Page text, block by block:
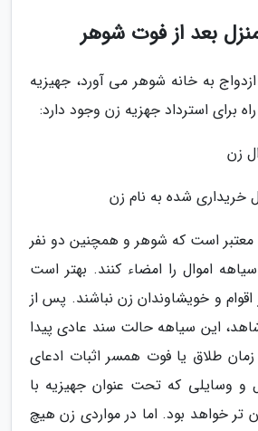
بعد از فوت شوهر
به خانه شوهر می آورد، جهیزیه
برای استرداد جهزیه زن وجود دارد:
معتبر است که شوهر و همچنین دو نفر
اموال را امضاء کنند. بهتر است
و خویشاوندان زن نباشند. پس از
این سیاهه حالت سند عادی پیدا
زمان طلاق یا فوت همسر اثبات ادعای
وسایلی که تحت عنوان جهیزیه با
تر خواهد بود. اما در مواردی زن هیچ